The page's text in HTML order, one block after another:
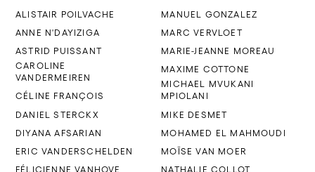
ALISTAIR POILVACHE
ANNE N'DAYIZIGA
ASTRID PUISSANT
CAROLINE
VANDERMEIREN
CÉLINE FRANÇOIS
DANIEL STERCKX
DIYANA AFSARIAN
ERIC VANDERSCHELDEN
FÉLICIENNE VANHOVE
MANUEL GONZALEZ
MARC VERVLOET
MARIE-JEANNE MOREAU
MAXIME COTTONE
MICHAEL MVUKANI
MPIOLANI
MIKE DESMET
MOHAMED EL MAHMOUDI
MOÏSE VAN MOER
NATHALIE COLLOT